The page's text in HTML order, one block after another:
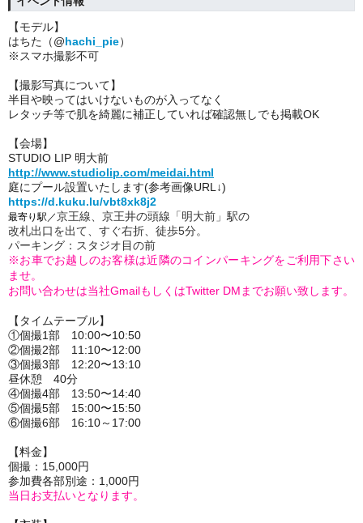
【モデル】
はちた（@hachi_pie）
※スマホ撮影不可
【撮影写真について】
半目や映ってはいけないものが入ってなく
レタッチ等で肌を綺麗に補正していれば確認無しでも掲載OK
【会場】
STUDIO LIP 明大前
http://www.studiolip.com/meidai.html
庭にプール設置いたします(参考画像URL↓)
https://d.kuku.lu/vbt8xk8j2
最寄り駅／京王線、京王井の頭線「明大前」駅の
改札出口を出て、すぐ右折、徒歩5分。
パーキング：スタジオ目の前
※お車でお越しのお客様は近隣のコインパーキングをご利用下さい
ませ。
お問い合わせは当社GmailもしくはTwitter DMまでお願い致します。
【タイムテーブル】
①個撮1部 10:00〜10:50
②個撮2部 11:10〜12:00
③個撮3部 12:20〜13:10
昼休憩 40分
④個撮4部 13:50〜14:40
⑤個撮5部 15:00〜15:50
⑥個撮6部 16:10～17:00
【料金】
個撮：15,000円
参加費各部別途：1,000円
当日お支払いとなります。